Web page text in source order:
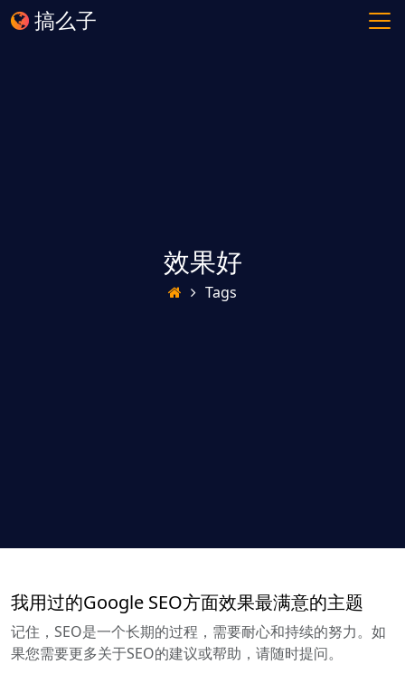
搞么子
效果好
Tags
我用过的Google SEO方面效果最满意的主题
记住，SEO是一个长期的过程，需要耐心和持续的努力。如
果您需要更多关于SEO的建议或帮助，请随时提问。